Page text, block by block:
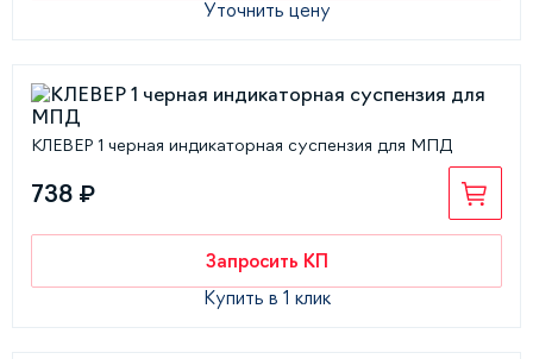
Уточнить цену
КЛЕВЕР 1 черная индикаторная суспензия для МПД
738 ₽
Запросить КП
Купить в 1 клик